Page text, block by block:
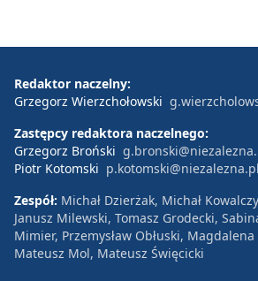
Redaktor naczelny:
Grzegorz Wierzchołowski
Zastępcy redaktora naczelnego:
Grzegorz Broński
Piotr Kotomski p.kotomski@niezalezna.pl
Zespół: Michał Dzierżak, Michał
Janusz Milewski, Tomasz Grodecki,
Mimier, Przemysław Obłuski,
Mateusz Mol, Mateusz Święcicki